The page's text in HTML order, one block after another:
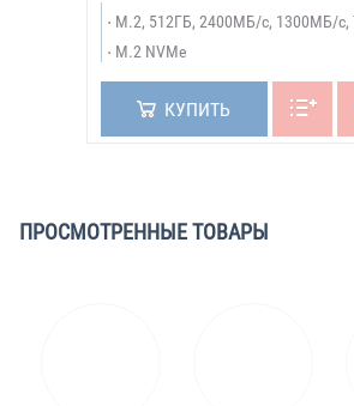
M.2, 512ГБ, 2400МБ/с, 1300МБ/с,
M.2 NVMe
КУПИТЬ
ПРОСМОТРЕННЫЕ ТОВАРЫ